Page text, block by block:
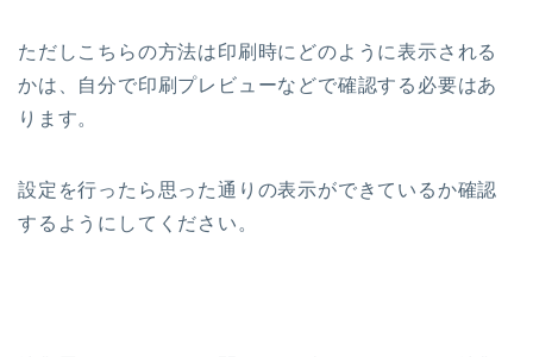
ただしこちらの方法は印刷時にどのように表示される
かは、自分で印刷プレビューなどで確認する必要はあ
ります。
設定を行ったら思った通りの表示ができているか確認
するようにしてください。